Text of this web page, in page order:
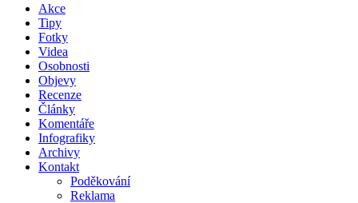
Akce
Tipy
Fotky
Videa
Osobnosti
Objevy
Recenze
Články
Komentáře
Infografiky
Archivy
Kontakt
Poděkování
Reklama